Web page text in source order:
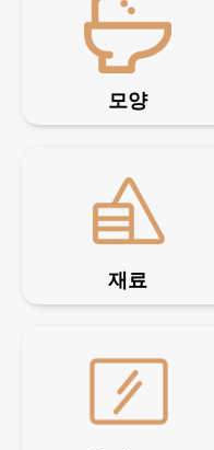
모양
재료